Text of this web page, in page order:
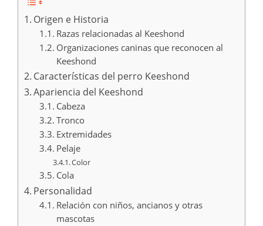
Origen e Historia
Razas relacionadas al Keeshond
Organizaciones caninas que reconocen al
Keeshond
Características del perro Keeshond
Apariencia del Keeshond
Cabeza
Tronco
Extremidades
Pelaje
Color
Cola
Personalidad
Relación con niños, ancianos y otras
mascotas